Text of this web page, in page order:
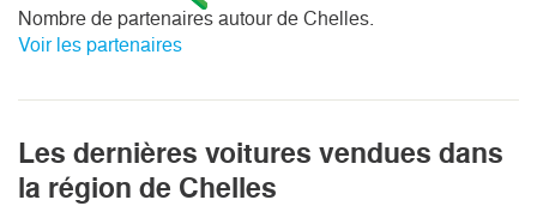
Nombre de partenaires autour de Chelles.
Voir les partenaires
Les dernières voitures vendues dans
la région de Chelles